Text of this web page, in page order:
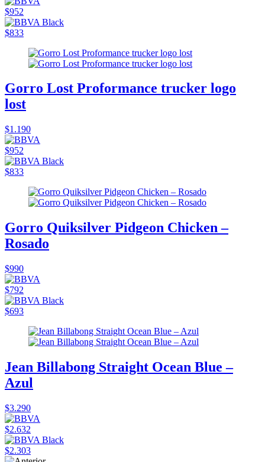
$952
$833
Gorro Lost Proformance trucker logo
lost
$1.190
$952
$833
Gorro Quiksilver Pidgeon Chicken –
Rosado
$990
$792
$693
Jean Billabong Straight Ocean Blue –
Azul
$3.290
$2.632
$2.303